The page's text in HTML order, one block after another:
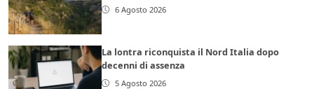
6 Agosto 2026
La lontra riconquista il Nord Italia dopo
decenni di assenza
5 Agosto 2026